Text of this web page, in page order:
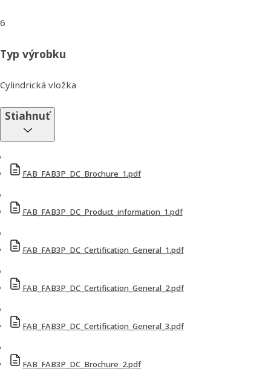
6
Typ výrobku
Cylindrická vložka
Stiahnuť
FAB_FAB3P_DC_Brochure_1.pdf
FAB_FAB3P_DC_Product_information_1.pdf
FAB_FAB3P_DC_Certification_General_1.pdf
FAB_FAB3P_DC_Certification_General_2.pdf
FAB_FAB3P_DC_Certification_General_3.pdf
FAB_FAB3P_DC_Brochure_2.pdf